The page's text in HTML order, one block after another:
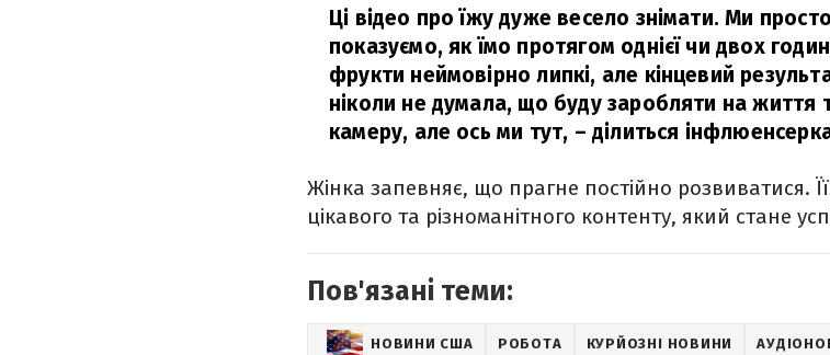
Ці відео про їжу дуже весело знімати. Ми
показуємо, як їмо протягом однієї чи двох
фрукти неймовірно липкі, але кінцевий
ніколи не думала, що буду заробляти на життя
камеру, але ось ми тут, – ділиться
Жінка запевняє, що прагне постійно розвиватися.
цікавого та різноманітного контенту, який стане
Пов'язані теми:
НОВИНИ США РОБОТА КУРЙОЗНІ НОВИНИ